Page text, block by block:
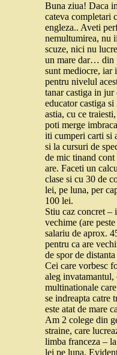
Buna ziua! Daca
cateva completari
engleza.. Aveti
nemultumirea, nu
scuze, nici nu
un mare dar… din
sunt mediocre, iar
pentru nivelul
tanar castiga in
educator castiga
astia, cu ce
poti merge
iti cumperi carti si
si la cursuri de
de mic tinand cont
are. Faceti un
clase si cu 30 de
lei, pe luna, per
100 lei.
Stiu caz concret –
vechime (are
salariu de aprox.
pentru ca are
de spor de
Cei care vorbesc
aleg
multinationale
se indreapta catre
este atat de mare
Am 2 colege din
straine, care
limba franceza –
lei pe luna.